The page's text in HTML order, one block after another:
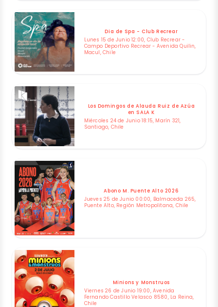
Dia de Spa - Club Recrear
Lunes 15 de Junio 12:00, Club Recrear -
Campo Deportivo Recrear - Avenida Quilin,
Macul, Chile
Los Domingos de Alauda Ruiz de Azúa
en SALA K
Miércoles 24 de Junio 18:15, Marín 321,
Santiago, Chile
Abono M. Puente Alto 2026
Jueves 25 de Junio 00:00, Balmaceda 265,
Puente Alto, Región Metropolitana, Chile
Minions y Monstruos
Viernes 26 de Junio 19:00, Avenida
Fernando Castillo Velasco 8580, La Reina,
Chile